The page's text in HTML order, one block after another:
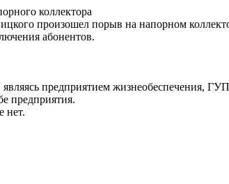
коллектора
произошел порыв на напорном
абонентов.
предприятием жизнеобеспечения,
предприятия.
нет.